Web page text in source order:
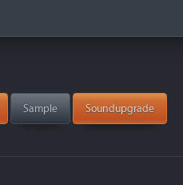
Sample Soundupgrade